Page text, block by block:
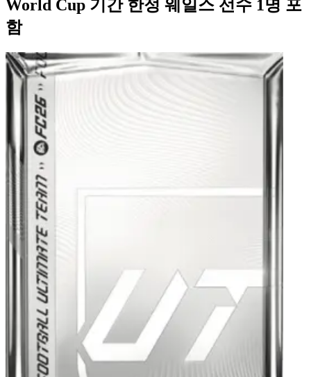
World Cup 기간 한정 웨일스 선수 1명 포
함